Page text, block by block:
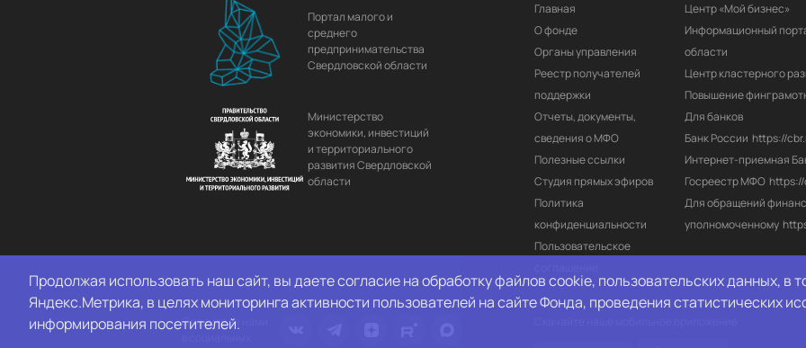
Портал малого и
среднего
предпринимательства
Свердловской области
Министерство
экономики, инвестиций
и территориального
развития Свердловской
области
Главная
О фонде
Органы управления
Реестр получателей
поддержки
Отчеты, документы,
сведения о МФО
Полезные ссылки
Студия прямых эфиров
Политика
конфиденциальности
Пользовательское
Центр «Мой бизнес»
Информационный
области
Центр кластерного
Повышение
Для банков
Банк России https://
Интернет-приемная
Госреестр МФО
Для обращений
уполномоченному
Следите за нами
Продолжая использовать наш сайт, вы даете согласие на обработку файлов cookie, пользовательских данных, в
Яндекс.Метрика, в целях мониторинга активности пользователей на сайте Фонда, проведения статистических
информирования посетителей.